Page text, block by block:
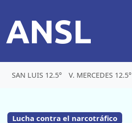
ANSL
SAN LUIS 12.5° V. MERCEDES 12.5°
Lucha contra el narcotráfico